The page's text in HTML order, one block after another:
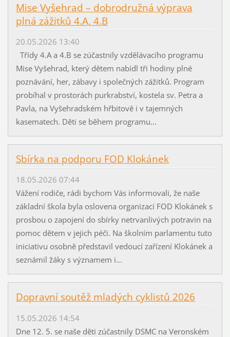
Mise Vyšehrad – dobrodružná výprava
plná zážitků 4.A, 4.B
20.05.2026 13:40
Třídy 4.A a 4.B se zúčastnily vzdělávacího programu
Mise Vyšehrad, který dětem nabídl tři hodiny plné
poznávání, her, zábavy i společných zážitků. Program
probíhal v prostorách purkrabství, kostela sv. Petra a
Pavla, na Vyšehradském hřbitově i v tajemných
kasematech. Děti se během programu...
Sbírka na podporu FOD Klokánek
18.05.2026 07:44
Vážení rodiče, rádi bychom Vás informovali, že naše
základní škola byla oslovena organizací FOD Klokánek s
prosbou o zapojení do sbírky netrvanlivých potravin na
pomoc dětem v jejich péči. Na školním parlamentu tuto
iniciativu osobně představil vedoucí zařízení Klokánek a
seznámil žáky s významem i...
Dopravní soutěž mladých cyklistů 2026
15.05.2026 14:54
Dne 12. 5. se naše děti zúčastnily DSMC na Veronském